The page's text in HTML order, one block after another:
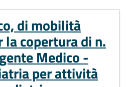
di mobilità
copertura di n.
Medico -
per attività